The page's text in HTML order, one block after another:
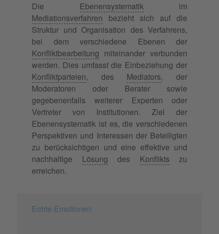
Die Ebenensystematikim
Mediationsverfahren bezieht sich auf die
Struktur und Organisation des Verfahrens,
bei dem verschiedene Ebenen der
Konfliktbearbeitung miteinander verbunden
werden. Dies umfasst die Einbeziehung der
Konfliktparteien, des Mediators, der
Moderatoren oder Berater sowie
gegebenenfalls weiterer Experten oder
Vertreter von Institutionen. Ziel der
Ebenensystematik ist es, die verschiedenen
Perspektiven und Interessen der Beteiligten
zu berücksichtigen und eine effektive und
nachhaltige Lösung des Konflikts zu
erreichen.
Echte Emotionen